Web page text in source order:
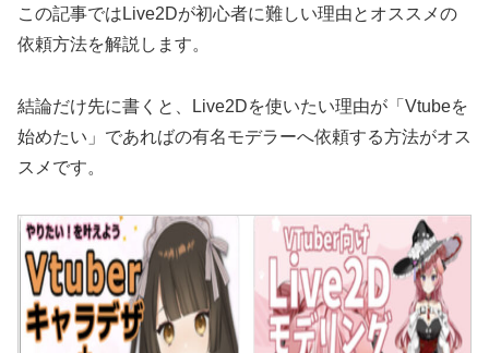
この記事ではLive2Dが初心者に難しい理由とオススメの
依頼方法を解説します。
結論だけ先に書くと、Live2Dを使いたい理由が「Vtubeを
始めたい」であればの有名モデラーへ依頼する方法がオス
スメです。